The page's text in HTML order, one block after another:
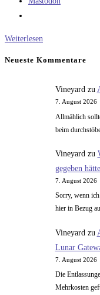
Weiterlesen
Neueste Kommentare
Vineyardzu
7. August 2026
Allmählich
beim
Vineyard zu
gegeben
7. August 2026
Sorry, wenn
hier in Bezug
Vineyard zu
Lunar
7. August 2026
Die
Mehrkosten